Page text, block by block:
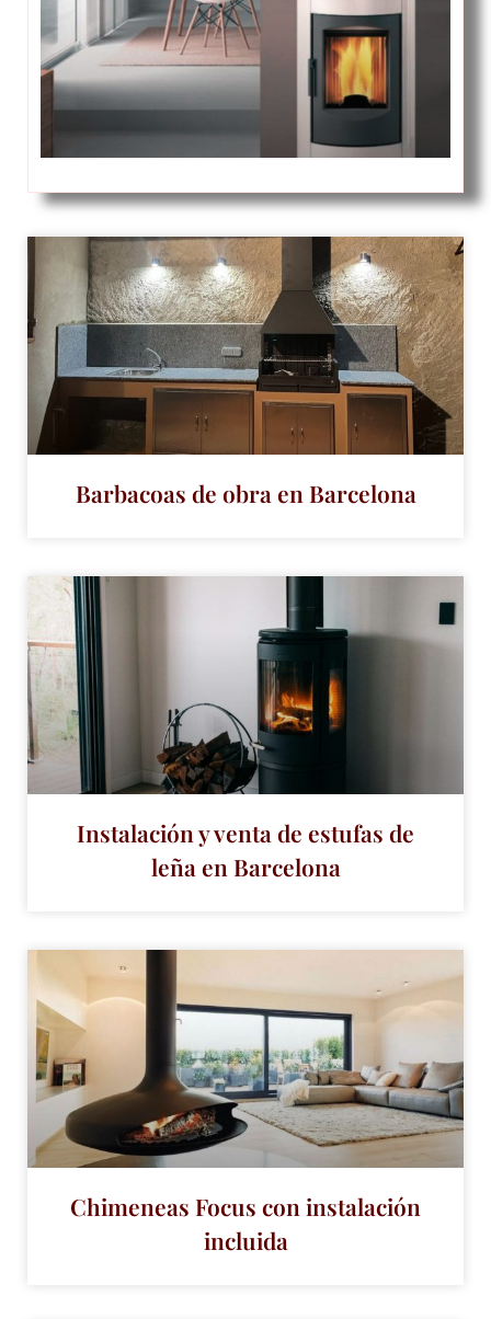
Barbacoas de obra en Barcelona
Instalación y venta de estufas de
leña en Barcelona
Chimeneas Focus con instalación
incluida